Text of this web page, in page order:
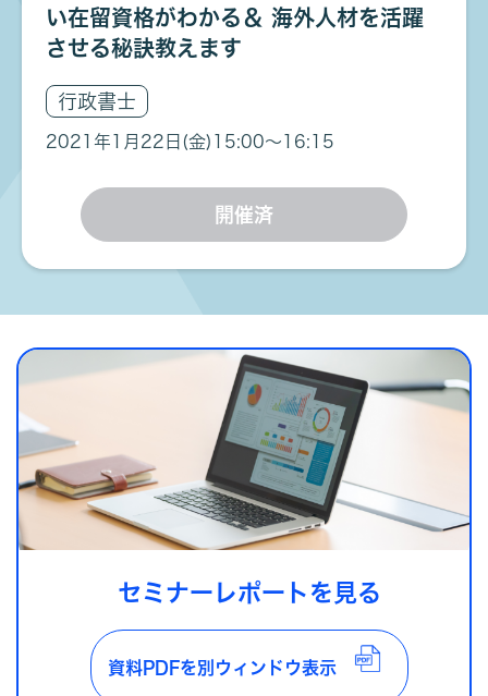
い在留資格がわかる＆ 海外人材を活躍
させる秘訣教えます
行政書士
2021年1月22日(金) 15:00〜16:15
開催済
セミナーレポートを見る
資料PDFを別ウィンドウ表示